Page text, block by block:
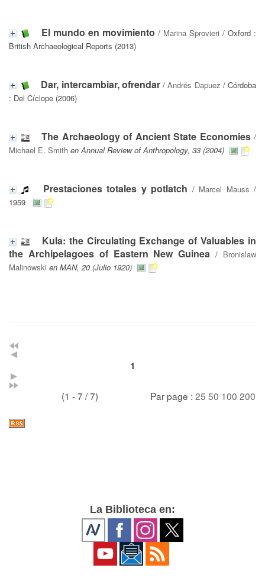
El mundo en movimiento / Marina Sprovieri / Oxford :
British Archaeological Reports (2013)
Dar, intercambiar, ofrendar/Andrés Dapuez / Córdoba
: Del Cíclope (2006)
The Archaeology of Ancient State Economies/
Michael E. Smith en Annual Review of Anthropology, 33 (2004)
Prestaciones totales y potlatch / Marcel Mauss /
1959
Kula: the Circulating Exchange of Valuables in
the Archipelagoes of Eastern New Guinea / Bronislaw
Malinowski en MAN, 20 (Julio 1920)
1
(1 - 7 / 7) Par page : 25 50 100 200
La Biblioteca en: